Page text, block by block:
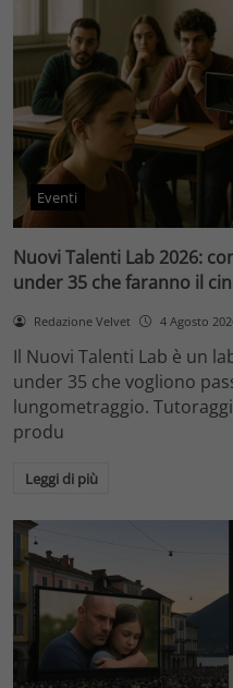
Eventi
Nuovi Talenti Lab 2026:
under 35 che faranno il
Redazione Velvet 4 Agosto
Il Nuovi Talenti Lab è un
under 35 che vogliono
lungometraggio.
produ
Leggi di più